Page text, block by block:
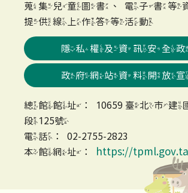
蒐集兒童圖書、電子書等
提供線上作答等活動
隱私權及資訊安全
政府網站資料開放
總館館址：10659 臺北市
段125號
電話：02-2755-2823
本館網址：
https://